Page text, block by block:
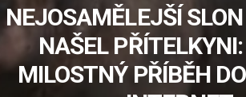
NEJOSAMĚLEJŠÍ
NAŠEL
MILOSTNÝ PŘÍBĚH